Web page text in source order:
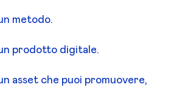
metodo.
prodotto digitale.
asset che puoi promuovere,